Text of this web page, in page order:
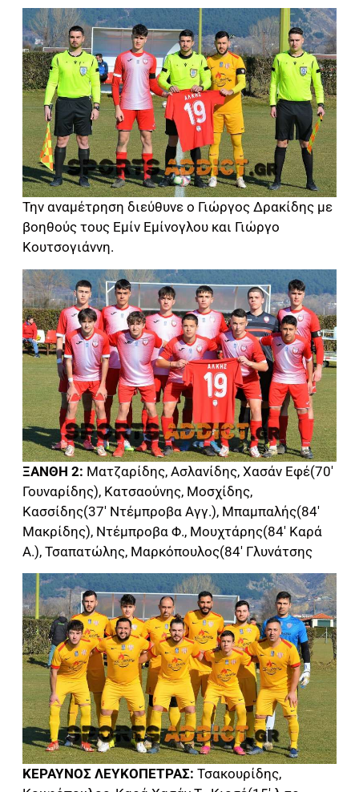
Την αναμέτρηση διεύθυνε ο Γιώργος Δρακίδης με
βοηθούς τους Εμίν Εμίνογλου και Γιώργο
Κουτσογιάννη.
ΞΑΝΘΗ 2: Ματζαρίδης, Ασλανίδης, Χασάν Εφέ(70′
Γουναρίδης), Κατσαούνης, Μοσχίδης,
Κασσίδης(37′ Ντέμπροβα Αγγ.), Μπαμπαλής(84′
Μακρίδης), Ντέμπροβα Φ., Μουχτάρης(84′ Καρά
Α.), Τσαπατώλης, Μαρκόπουλος(84′ Γλυνάτσης
ΚΕΡΑΥΝΟΣ ΛΕΥΚΟΠΕΤΡΑΣ: Τσακουρίδης,